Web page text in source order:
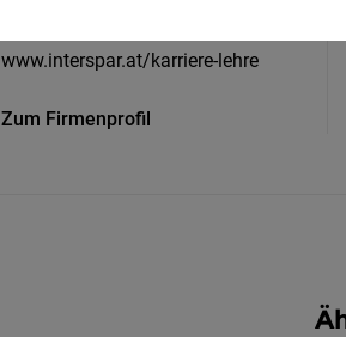
www.interspar.at/karriere-lehre
Zum Firmenprofil